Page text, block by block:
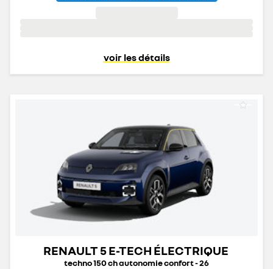
voir les détails
RENAULT 5 E-TECH ÉLECTRIQUE
techno 150 ch autonomie confort - 26